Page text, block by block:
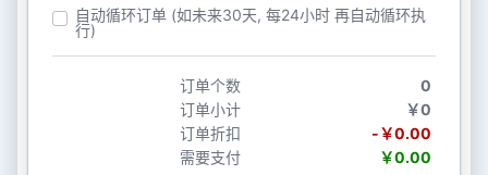
自动循环订单 (如未来30天, 每24小时 再自动循环执
行)
订单个数
0
订单小计
￥0
订单折扣
-￥0.00
需要支付
￥0.00